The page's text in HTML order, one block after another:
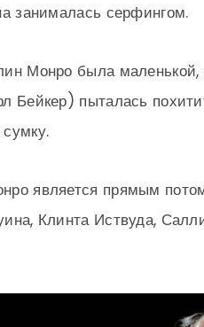
занималась серфингом.
Монро была
Бейкер) пыталась
является прямым
Клинта Иствуда,